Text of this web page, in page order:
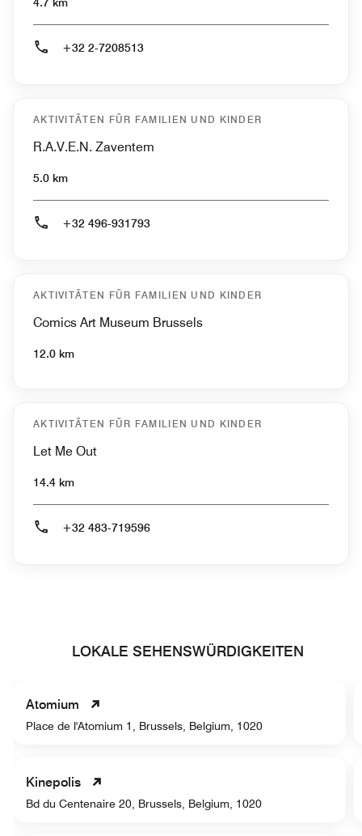
4.7 km
+32 2-7208513
AKTIVITÄTEN FÜR FAMILIEN UND KINDER
R.A.V.E.N. Zaventem
5.0 km
+32 496-931793
AKTIVITÄTEN FÜR FAMILIEN UND KINDER
Comics Art Museum Brussels
12.0 km
AKTIVITÄTEN FÜR FAMILIEN UND KINDER
Let Me Out
14.4 km
+32 483-719596
LOKALE SEHENSWÜRDIGKEITEN
Atomium
Place de l'Atomium 1, Brussels, Belgium, 1020
Kinepolis
Bd du Centenaire 20, Brussels, Belgium, 1020